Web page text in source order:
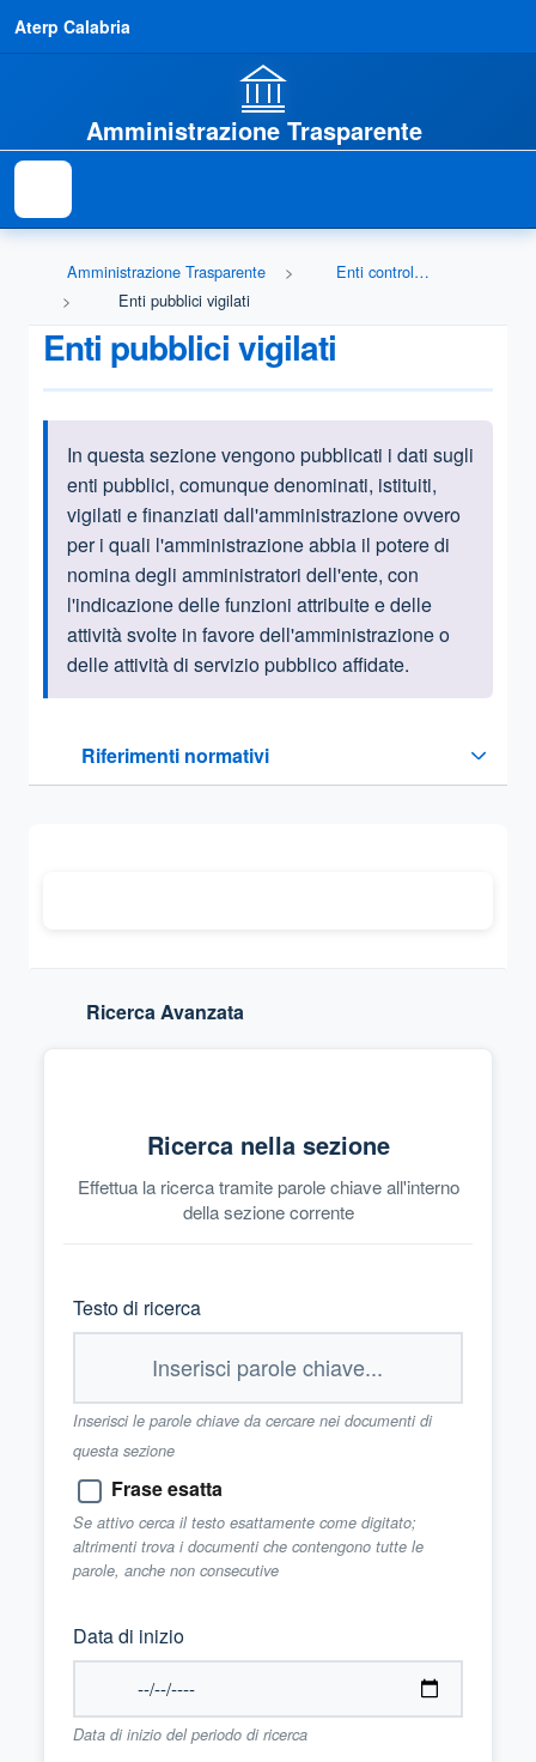
Aterp Calabria
Amministrazione Trasparente
Amministrazione Trasparente
Enti controllati
Enti pubblici vigilati
Enti pubblici vigilati
Informazioni introduttive
In questa sezione vengono pubblicati i dati sugli
enti pubblici, comunque denominati, istituiti,
vigilati e finanziati dall'amministrazione ovvero
per i quali l'amministrazione abbia il potere di
nomina degli amministratori dell'ente, con
l'indicazione delle funzioni attribuite e delle
attività svolte in favore dell'amministrazione o
delle attività di servizio pubblico affidate.
Riferimenti normativi
Sezione compressa
Ricerca Avanzata
Ricerca nella sezione
Effettua la ricerca tramite parole chiave all'interno
della sezione corrente
Testo di ricerca
Inserisci le parole chiave da cercare nei documenti di
questa sezione
Frase esatta
Se attivo cerca il testo esattamente come digitato;
altrimenti trova i documenti che contengono tutte le
parole, anche non consecutive
Data di inizio
Data di inizio del periodo di ricerca